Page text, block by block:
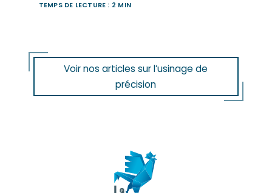
TEMPS DE LECTURE : 2 MIN
Voir nos articles sur l’usinage de
précision